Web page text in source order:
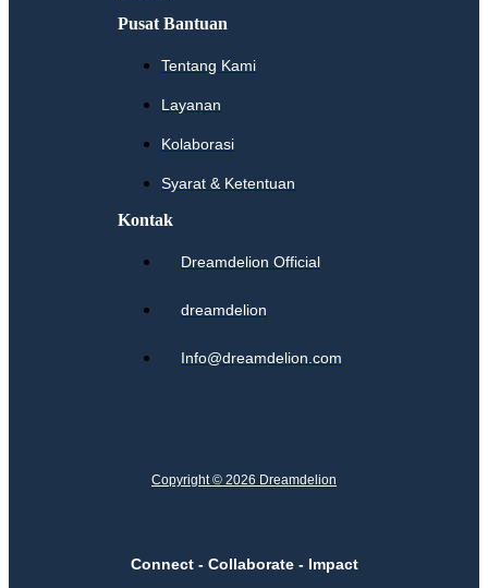
Pusat Bantuan
Tentang Kami
Layanan
Kolaborasi
Syarat & Ketentuan
Kontak
Dreamdelion Official
dreamdelion
Info@dreamdelion.com
Copyright © 2026 Dreamdelion
Connect - Collaborate - Impact